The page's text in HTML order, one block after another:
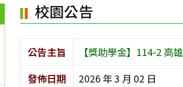
校園公告
公告主旨
【獎助學金】114-2 高
發佈日期
2026 年 3 月 02 日